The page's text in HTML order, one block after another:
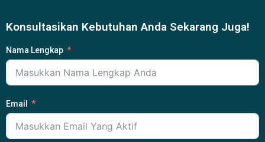
Konsultasikan Kebutuhan Anda Sekarang Juga!
Nama Lengkap
Email